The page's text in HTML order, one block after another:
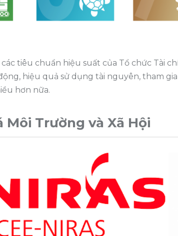
tiêu chuẩn hiệu suất của Tổ chức Tài
hiệu quả sử dụng tài nguyên, tham
hơn nữa.
Môi Trường và Xã Hội